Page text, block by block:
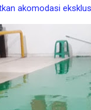
akomodasi